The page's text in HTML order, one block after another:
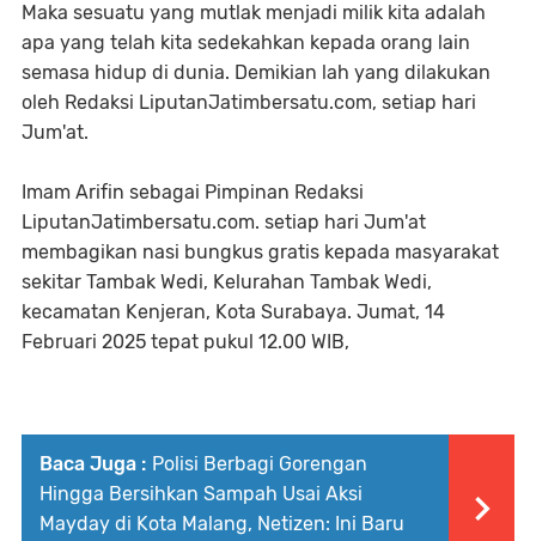
Maka sesuatu yang mutlak menjadi milik kita adalah
apa yang telah kita sedekahkan kepada orang lain
semasa hidup di dunia. Demikian lah yang dilakukan
oleh Redaksi LiputanJatimbersatu.com, setiap hari
Jum'at.
Imam Arifin sebagai Pimpinan Redaksi
LiputanJatimbersatu.com. setiap hari Jum'at
membagikan nasi bungkus gratis kepada masyarakat
sekitar Tambak Wedi, Kelurahan Tambak Wedi,
kecamatan Kenjeran, Kota Surabaya. Jumat, 14
Februari 2025 tepat pukul 12.00 WIB,
Baca Juga : Polisi Berbagi Gorengan
Hingga Bersihkan Sampah Usai Aksi
Mayday di Kota Malang, Netizen: Ini Baru